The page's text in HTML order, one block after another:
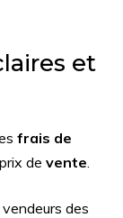
et
frais de
de vente.
des